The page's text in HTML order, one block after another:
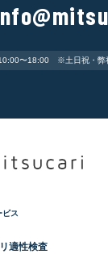
〜18:00 ※土日祝・弊
ビス
適性検査